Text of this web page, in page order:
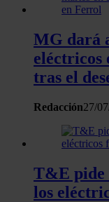
contenido y los
analizar el
uso que haga del
sociales,
con otra
recopilado a
MG dará
eléctricos
tras el
Redacción27/
T&E pide
los